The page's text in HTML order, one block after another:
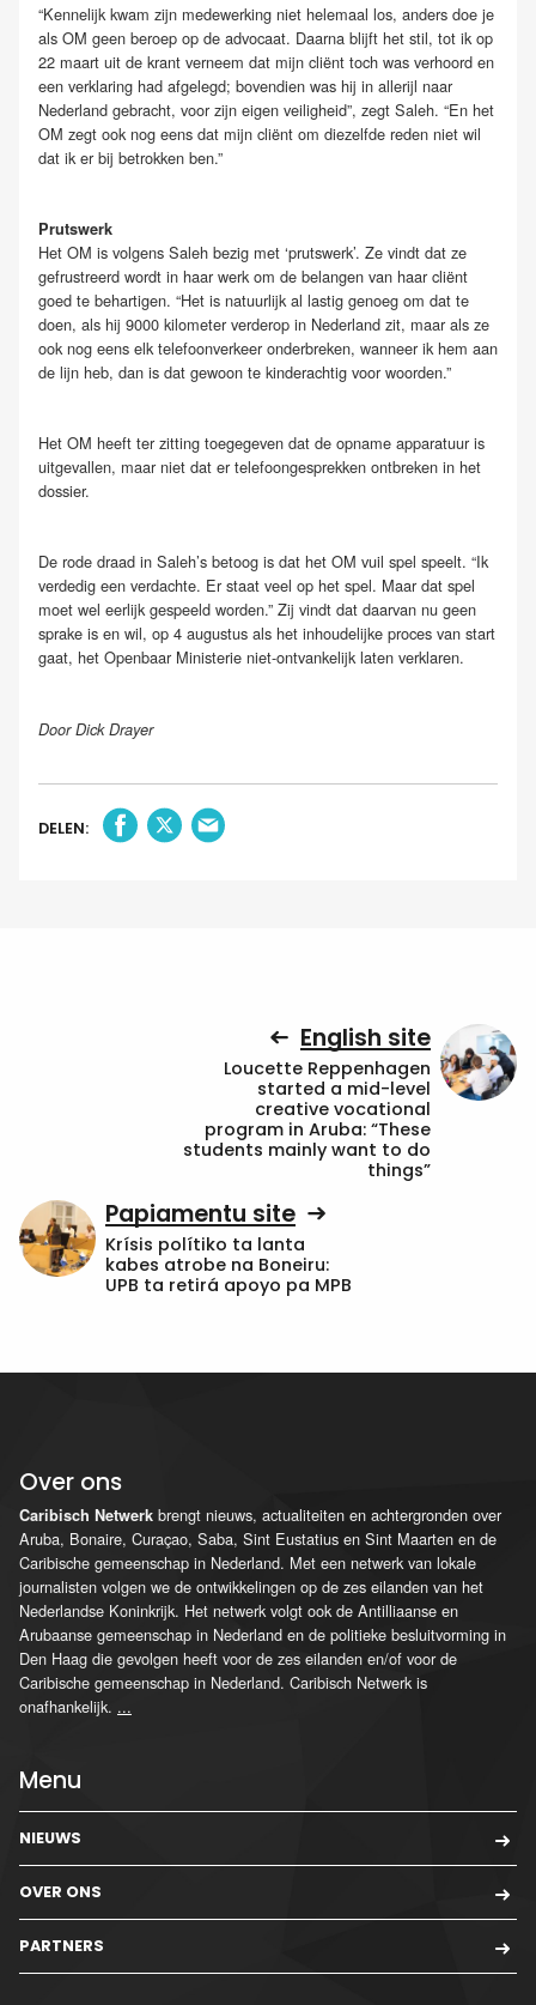
“Kennelijk kwam zijn medewerking niet helemaal los, anders doe je
als OM geen beroep op de advocaat. Daarna blijft het stil, tot ik op
22 maart uit de krant verneem dat mijn cliënt toch was verhoord en
een verklaring had afgelegd; bovendien was hij in allerijl naar
Nederland gebracht, voor zijn eigen veiligheid”, zegt Saleh. “En het
OM zegt ook nog eens dat mijn cliënt om diezelfde reden niet wil
dat ik er bij betrokken ben.”
Prutswerk
Het OM is volgens Saleh bezig met ‘prutswerk’. Ze vindt dat ze
gefrustreerd wordt in haar werk om de belangen van haar cliënt
goed te behartigen. “Het is natuurlijk al lastig genoeg om dat te
doen, als hij 9000 kilometer verderop in Nederland zit, maar als ze
ook nog eens elk telefoonverkeer onderbreken, wanneer ik hem aan
de lijn heb, dan is dat gewoon te kinderachtig voor woorden.”
Het OM heeft ter zitting toegegeven dat de opname apparatuur is
uitgevallen, maar niet dat er telefoongesprekken ontbreken in het
dossier.
De rode draad in Saleh’s betoog is dat het OM vuil spel speelt. “Ik
verdedig een verdachte. Er staat veel op het spel. Maar dat spel
moet wel eerlijk gespeeld worden.” Zij vindt dat daarvan nu geen
sprake is en wil, op 4 augustus als het inhoudelijke proces van start
gaat, het Openbaar Ministerie niet-ontvankelijk laten verklaren.
Door Dick Drayer
DELEN:
English site
Loucette Reppenhagen
started a mid-level
creative vocational
program in Aruba: “These
students mainly want to do
things”
Papiamentu site
Krísis polítiko ta lanta
kabes atrobe na Boneiru:
UPB ta retirá apoyo pa MPB
Over ons
Caribisch Netwerk brengt nieuws, actualiteiten en achtergronden over
Aruba, Bonaire, Curaçao, Saba, Sint Eustatius en Sint Maarten en de
Caribische gemeenschap in Nederland. Met een netwerk van lokale
journalisten volgen we de ontwikkelingen op de zes eilanden van het
Nederlandse Koninkrijk. Het netwerk volgt ook de Antilliaanse en
Arubaanse gemeenschap in Nederland en de politieke besluitvorming in
Den Haag die gevolgen heeft voor de zes eilanden en/of voor de
Caribische gemeenschap in Nederland. Caribisch Netwerk is
onafhankelijk. ...
Menu
NIEUWS
OVER ONS
PARTNERS